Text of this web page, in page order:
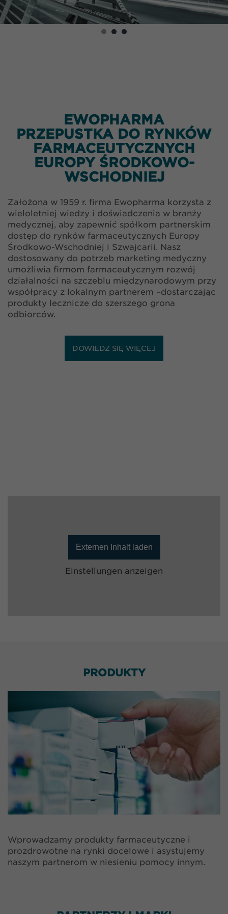
EWOPHARMA
PRZEPUSTKA DO RYNKÓW
FARMACEUTYCZNYCH
EUROPY ŚRODKOWO-
WSCHODNIEJ
Założona w 1959 r. firma Ewopharma korzysta z
wieloletniej wiedzy i doświadczenia w branży
medycznej, aby zapewnić spółkom partnerskim
dostęp do rynków farmaceutycznych Europy
Środkowo-Wschodniej i Szwajcarii. Nasz
dostosowany do potrzeb marketing medyczny
umożliwia firmom farmaceutycznym rozwój
działalności na szczeblu międzynarodowym przy
współpracy z lokalnym partnerem –dostarczając
produkty lecznicze do szerszego grona
odbiorców.
DOWIEDZ SIĘ WIĘCEJ
Externen Inhalt laden
Einstellungen anzeigen
PRODUKTY
Wprowadzamy produkty farmaceutyczne i
prozdrowotne na rynki docelowe i asystujemy
naszym partnerom w niesieniu pomocy innym.